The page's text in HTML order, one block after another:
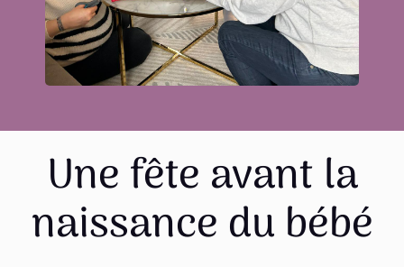
Une fête avant la
naissance du bébé